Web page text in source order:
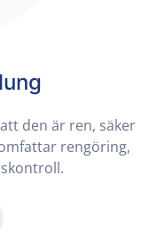
den är ren, säker
rengöring,